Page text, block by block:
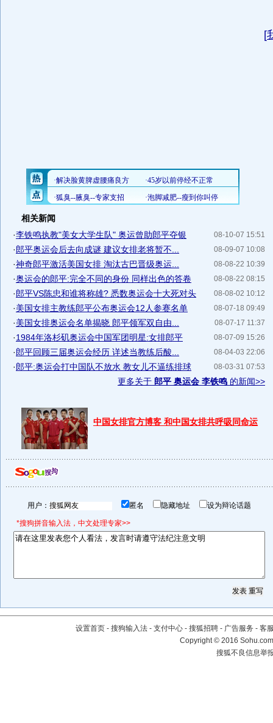
[
相关新闻
08-10-07 15:51
·李铁鸣执教"美女大学生队" 奥运曾助郎平夺银
08-09-07 10:08
·郎平奥运会后去向成谜 建议女排老将暂不...
08-08-22 10:39
·神奇郎平激活美国女排 淘汰古巴晋级奥运...
08-08-22 08:15
·奥运会的郎平:完全不同的身份 同样出色的答卷
08-08-02 10:12
·郎平VS陈忠和谁将称雄? 悉数奥运会十大死对头
08-07-18 09:49
·美国女排主教练郎平公布奥运会12人参赛名单
08-07-17 11:37
·美国女排奥运会名单揭晓 郎平领军双自由...
08-07-09 15:26
·1984年洛杉矶奥运会中国军团明星:女排郎平
08-04-03 22:06
·郎平回顾三届奥运会经历 详述当教练后酸...
08-03-31 07:53
·郎平:奥运会打中国队不放水 教女儿不逼练排球
更多关于 郎平 奥运会 李铁鸣 的新闻>>
中国女排官方博客 和中国女排共呼吸同命运
用户： 匿名 隐藏地址 设为辩论话题
*搜狗拼音输入法，中文处理专家>>
设置首页 - 搜狗输入法 - 支付中心 - 搜狐招聘 - 广告服务 - 客
Copyright©2016
搜狐不良信息举